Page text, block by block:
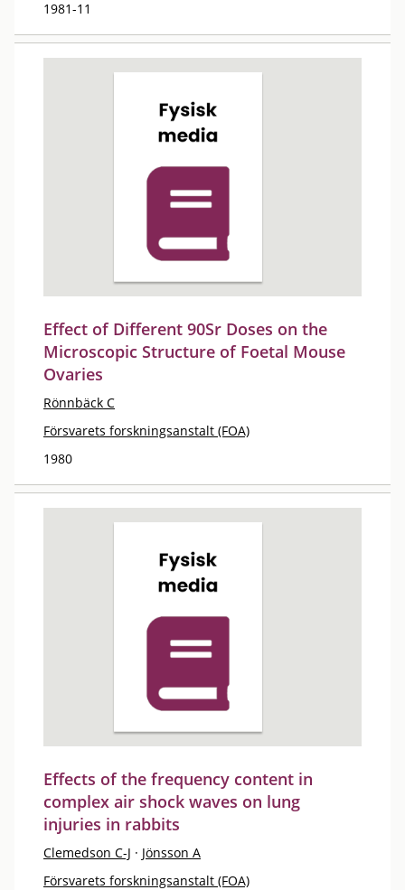
1981-11
Effect of Different 90Sr Doses on the
Microscopic Structure of Foetal Mouse
Ovaries
Rönnbäck C
Försvarets forskningsanstalt (FOA)
1980
Effects of the frequency content in
complex air shock waves on lung
injuries in rabbits
Clemedson C-J · Jönsson A
Försvarets forskningsanstalt (FOA)